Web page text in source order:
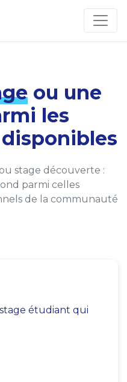
ou une
les
disponibles
stage découverte :
parmi celles
de la communauté
étudiant qui